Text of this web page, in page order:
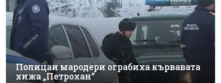
Полицаи мародери ограбиха кървавата
хижа „Петрохан“